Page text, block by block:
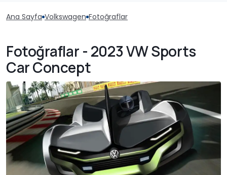
Ana Sayfa Volkswagen Fotoğraflar
Fotoğraflar - 2023 VW Sports
Car Concept